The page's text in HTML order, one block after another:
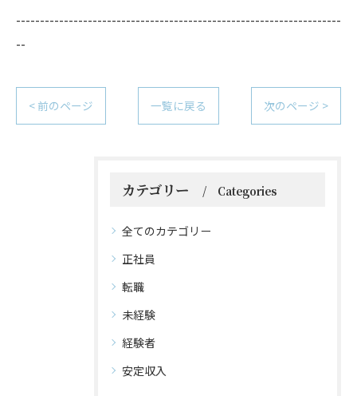
--------------------------------------------------------------------
--
< 前のページ 一覧に戻る 次のページ >
カテゴリー Categories
全てのカテゴリー
正社員
転職
未経験
経験者
安定収入